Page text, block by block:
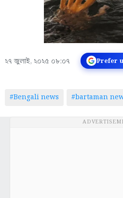
২৭ জুলাই, ২০২৫ ০৮:০৭ Prefer
#Bengali news #bartaman